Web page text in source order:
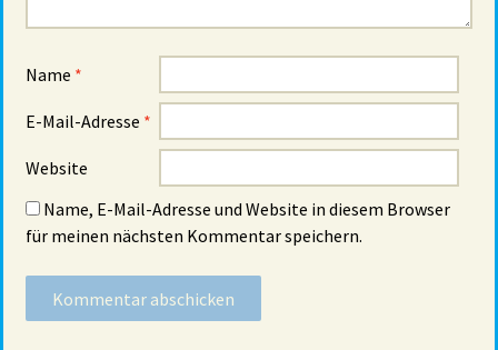
Name *
E-Mail-Adresse *
Website
Name, E-Mail-Adresse und Website in diesem Browser
für meinen nächsten Kommentar speichern.